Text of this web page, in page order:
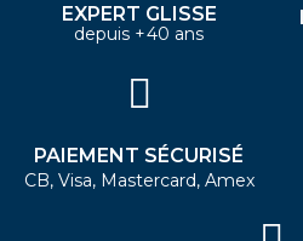
EXPERT GLISSE
depuis +40 ans
PAIEMENT SÉCURISÉ
CB, Visa, Mastercard, Amex